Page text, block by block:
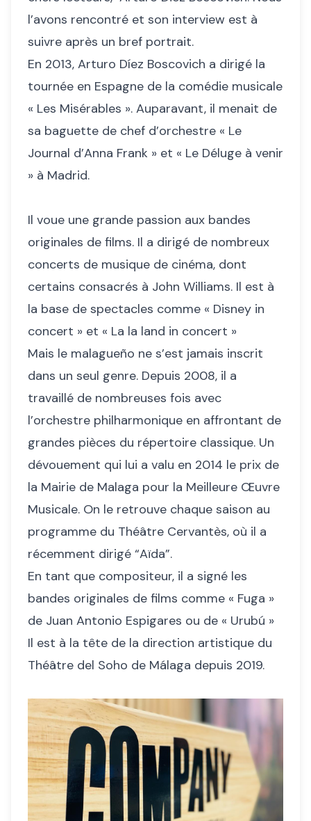
l’avons rencontré et son interview est à
suivre après un bref portrait.
En 2013, Arturo Díez Boscovich a dirigé la
tournée en Espagne de la comédie musicale
« Les Misérables ». Auparavant, il menait de
sa baguette de chef d’orchestre « Le
Journal d’Anna Frank » et « Le Déluge à venir
» à Madrid.
Il voue une grande passion aux bandes
originales de films. Il a dirigé de nombreux
concerts de musique de cinéma, dont
certains consacrés à John Williams. Il est à
la base de spectacles comme « Disney in
concert » et « La la land in concert »
Mais le malagueño ne s’est jamais inscrit
dans un seul genre. Depuis 2008, il a
travaillé de nombreuses fois avec
l’orchestre philharmonique en affrontant de
grandes pièces du répertoire classique. Un
dévouement qui lui a valu en 2014 le prix de
la Mairie de Malaga pour la Meilleure Œuvre
Musicale. On le retrouve chaque saison au
programme du Théâtre Cervantès, où il a
récemment dirigé “Aïda”.
En tant que compositeur, il a signé les
bandes originales de films comme « Fuga »
de Juan Antonio Espigares ou de « Urubú »
Il est à la tête de la direction artistique du
Théâtre del Soho de Málaga depuis 2019.